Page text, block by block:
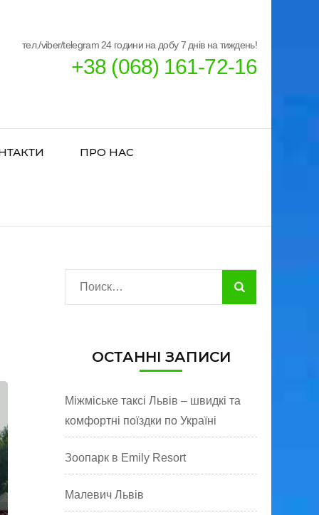
тел./viber/telegram 24 години на добу 7 днів на тиждень!
+38 (068) 161-72-16
ПРО НАС
Найти:
ОСТАННІ ЗАПИСИ
Міжміське таксі Львів – швидкі та
комфортні поїздки по Україні
Зоопарк в Emily Resort
Малевич Львів